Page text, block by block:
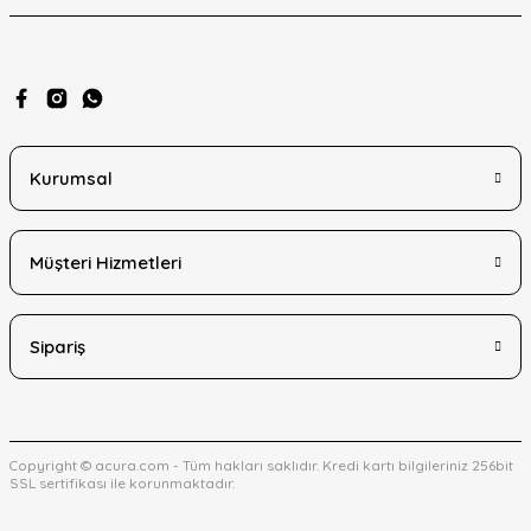
Kurumsal
Müşteri Hizmetleri
Sipariş
Copyright © acura.com - Tüm hakları saklıdır. Kredi kartı bilgileriniz 256bit
SSL sertifikası ile korunmaktadır.